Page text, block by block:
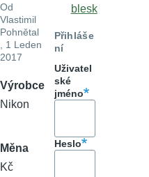
Od
Vlastimil
Pohnětal
, 1 Leden
2017
Výrobce
Nikon
Měna
Kč
blesk
Přihláše
ní
Uživatel
ské
jméno
Heslo